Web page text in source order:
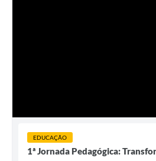
EDUCAÇÃO
1ª Jornada Pedagógica: